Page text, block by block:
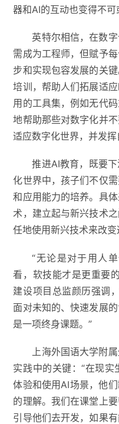
器和AI的互动也变得不可
英特尔相信，在数
需成为工程师，但赋予
步和实现包容发展的关
培训，帮助人们拓展适
用的工具集，例如无代
地帮助那些对数字化并
适应数字化世界，并发挥
推进AI教育，既要
化世界中，孩子们不仅
和应用能力的培养。具
术，建立起与新兴技术
任地使用新兴技术来改变
“无论是对于用人
看，软技能才是更重要
建设项目总监颜历强调
面对未知的、快速发展
是一项终身课题。”
上海外国语大学附
实践中的关键：“在现实
体验和使用AI场景，他
的理解。我们在课堂上
引导他们去开发，如果